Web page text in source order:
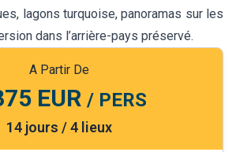
lagons turquoise, panoramas sur les
dans l’arrière-pays préservé.
A Partir De
EUR / PERS
14 jours / 4 lieux